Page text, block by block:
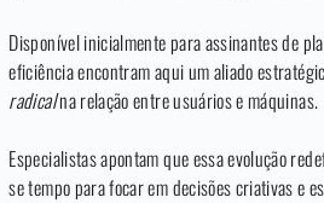
Disponível inicialmente para assinantes de
eficiência encontram aqui um aliado
radicalna relação entre usuários e máquinas.
Especialistas apontam que essa evolução
se tempo para focar em decisões criativas e